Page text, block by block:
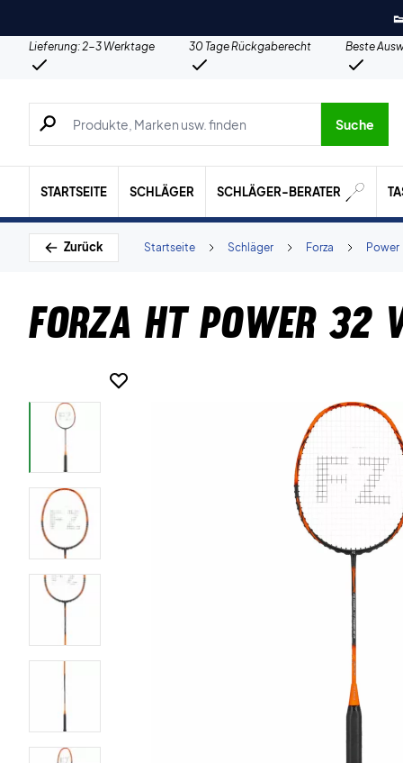
Lieferung: 2-3 Werktage 30 Tage Rückgaberecht Beste
Suche nach Produkten, Marken usw.
Suche
STARTSEITE SCHLÄGER SCHLÄGER-BERATER
Zurück Power
Forza
Schläger
Startseite
Forza HT Power 32